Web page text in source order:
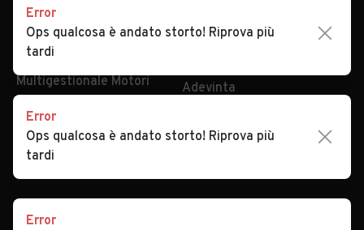
Registrazione
concessionario
Multigestionale Motori
subito.it
Adevinta
SEGUICI
Copyright © 2023 Marktplaats B.V. Tutti i diritti riservati.
Error
Ops qualcosa è andato storto! Riprova più
tardi
Error
Ops qualcosa è andato storto! Riprova più
tardi
Error